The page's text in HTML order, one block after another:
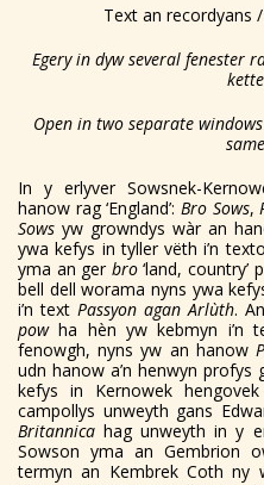
Text an recordyans
Egery in dyw several fenester
Open in two separate
In y erlyver Sowsnek-
hanow rag ‘England’: Bro Sows,
Sows yw growndys wàr an
ywa kefys in tyller vëth i’n
yma an ger bro‘land, country’
bell dell worama nyns ywa
i’n textPassyon agan Arlùth.
powha hèn yw kebmyn i’n
fenowgh, nyns yw an hanow
udn hanow a’n henwyn profys
kefys in Kernowek
campollys unweyth gans
Britannica hag unweyth in y
Sowson yma an Gembrion
termyn an Kembrek Coth ny